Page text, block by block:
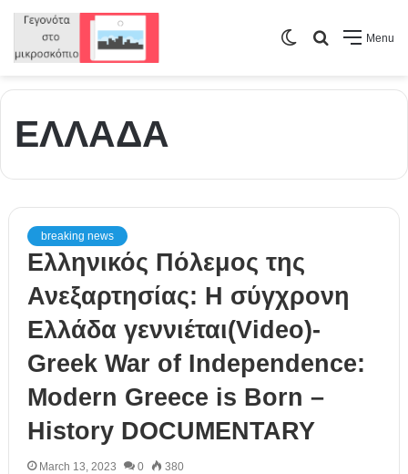
Menu
Search
Switch
ΕΛΛΑΔΑ
breaking news
Ελληνικός Πόλεμος της
Ανεξαρτησίας: Η σύγχρονη
Ελλάδα γεννιέται(Video)-
Greek War of Independence:
Modern Greece is Born –
History DOCUMENTARY
March 13, 2023 0 380